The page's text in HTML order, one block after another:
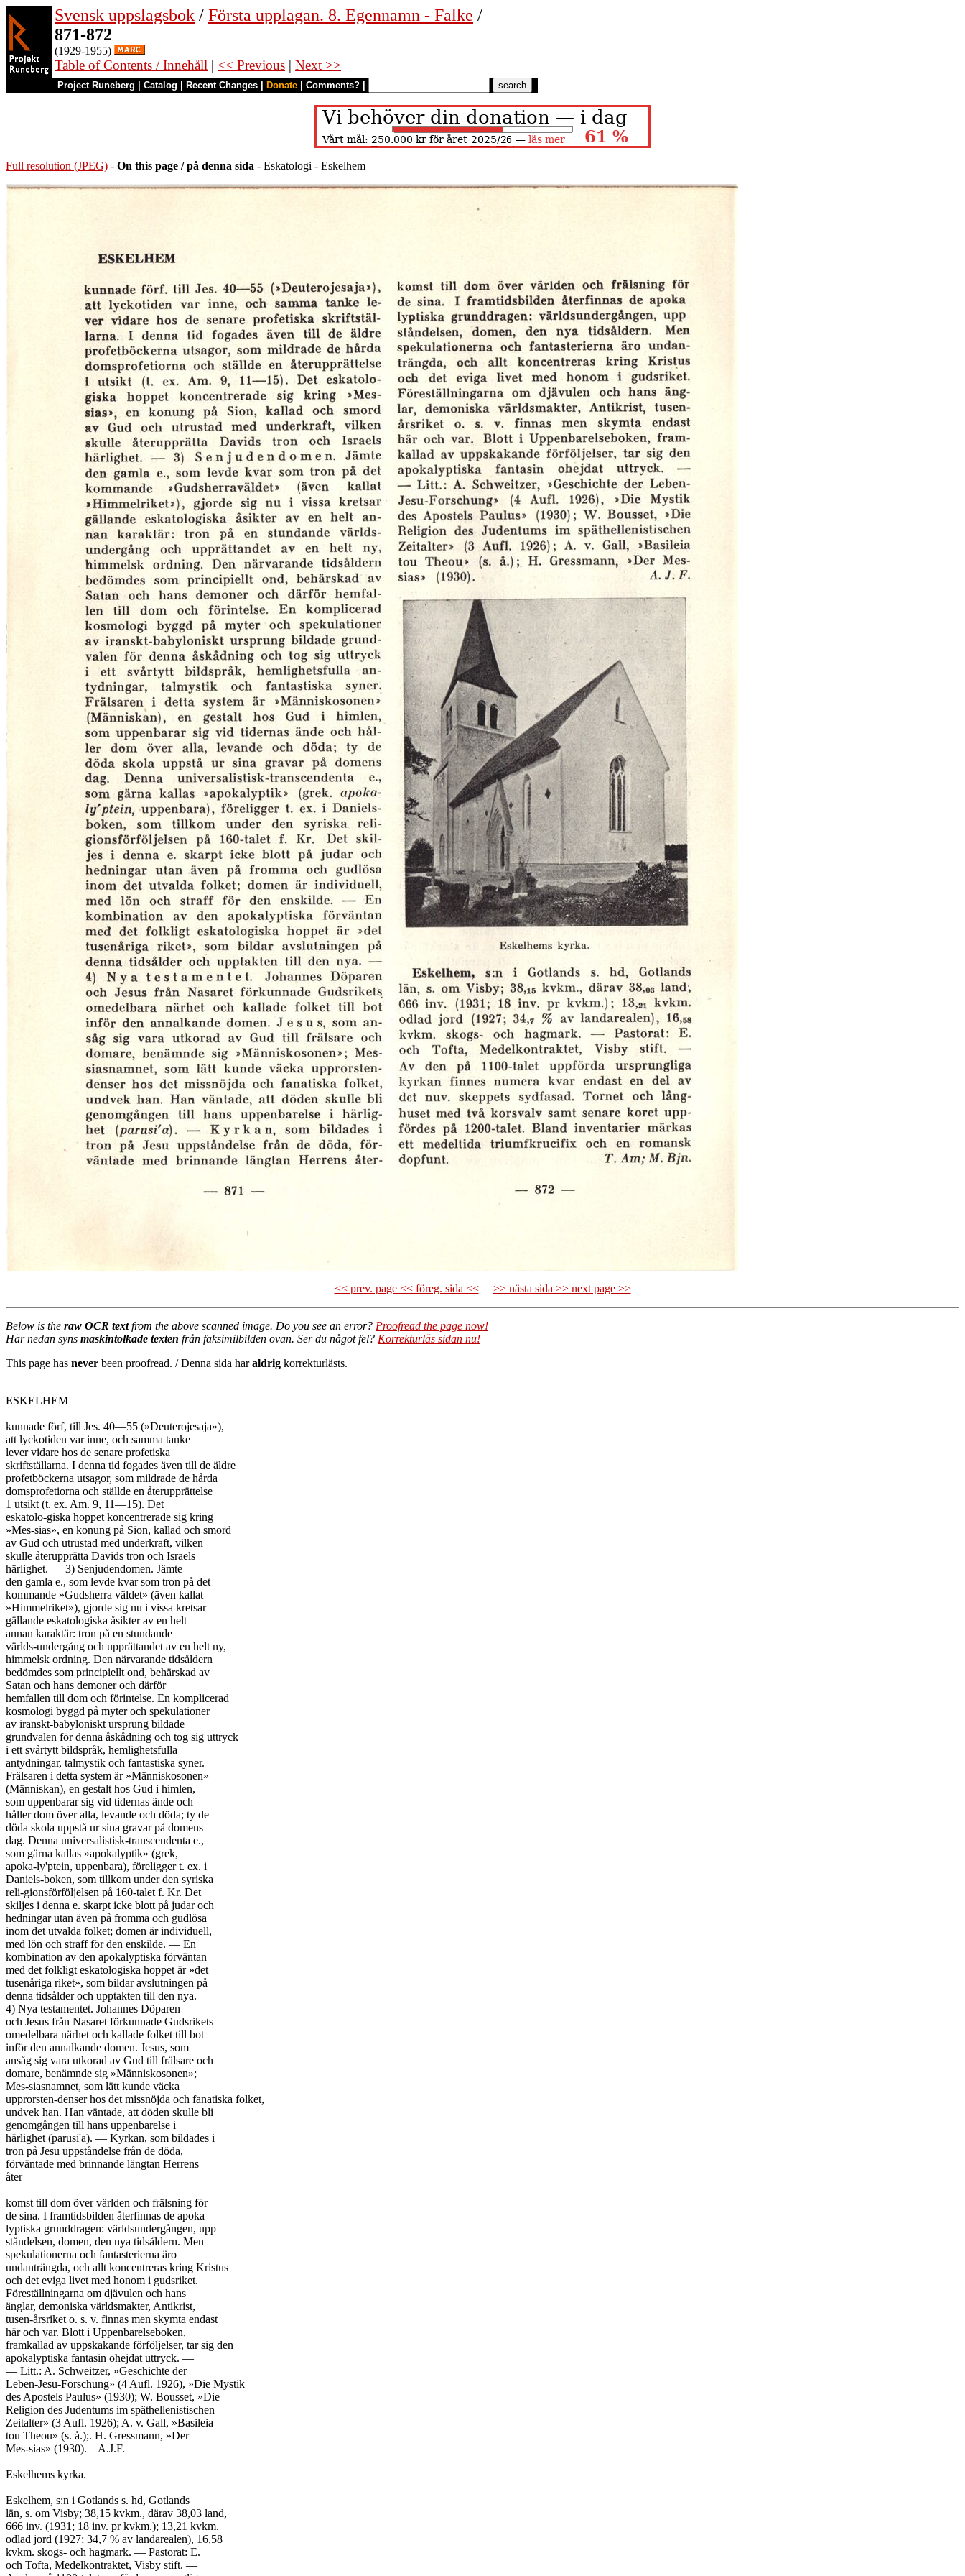
Svensk uppslagsbok / Första upplagan. 8. Egennamn - Falke /
871-872
(1929-1955)
Table of Contents / Innehåll | << Previous | Next >>
Project Runeberg Catalog Recent Changes Donate Comments?
Full resolution (JPEG) - On this page / på denna sida - Eskatologi - Eskelhem
<< prev. page << föreg. sida << >> nästa sida >> next page >>
Below is the raw OCR textfrom the above scanned image. Do you see an error? Proofread the page now!
Här nedan syns maskintolkade texten från faksimilbilden ovan. Ser du något fel? Korrekturläs sidan nu!
This page has never been proofread. / Denna sida haraldrig korrekturlästs.
ESKELHEM
kunnade förf, till Jes. 40—55 (»Deuterojesaja»),
att lyckotiden var inne, och samma tanke
lever vidare hos de senare profetiska
skriftställarna. I denna tid fogades även till de äldre
profetböckerna utsagor, som mildrade de hårda
domsprofetiorna och ställde en återupprättelse
1 utsikt (t. ex. Am. 9, 11—15). Det
eskatolo-giska hoppet koncentrerade sig kring
»Mes-sias», en konung på Sion, kallad och smord
av Gud och utrustad med underkraft, vilken
skulle återupprätta Davids tron och Israels
härlighet. — 3) Senjudendomen. Jämte
den gamla e., som levde kvar som tron på det
kommande »Gudsherra väldet» (även kallat
»Himmelriket»), gjorde sig nu i vissa kretsar
gällande eskatologiska åsikter av en helt
annan karaktär: tron på en stundande
världs-undergång och upprättandet av en helt ny,
himmelsk ordning. Den närvarande tidsåldern
bedömdes som principiellt ond, behärskad av
Satan och hans demoner och därför
hemfallen till dom och förintelse. En komplicerad
kosmologi byggd på myter och spekulationer
av iranskt-babyloniskt ursprung bildade
grundvalen för denna åskådning och tog sig uttryck
i ett svårtytt bildspråk, hemlighetsfulla
antydningar, talmystik och fantastiska syner.
Frälsaren i detta system är »Människosonen»
(Människan), en gestalt hos Gud i himlen,
som uppenbarar sig vid tidernas ände och
håller dom över alla, levande och döda; ty de
döda skola uppstå ur sina gravar på domens
dag. Denna universalistisk-transcendenta e.,
som gärna kallas »apokalyptik» (grek,
apoka-ly'ptein, uppenbara), föreligger t. ex. i
Daniels-boken, som tillkom under den syriska
reli-gionsförföljelsen på 160-talet f. Kr. Det
skiljes i denna e. skarpt icke blott på judar och
hedningar utan även på fromma och gudlösa
inom det utvalda folket; domen är individuell,
med lön och straff för den enskilde. — En
kombination av den apokalyptiska förväntan
med det folkligt eskatologiska hoppet är »det
tusenåriga riket», som bildar avslutningen på
denna tidsålder och upptakten till den nya. —
4) Nya testamentet. Johannes Döparen
och Jesus från Nasaret förkunnade Gudsrikets
omedelbara närhet och kallade folket till bot
inför den annalkande domen. Jesus, som
ansåg sig vara utkorad av Gud till frälsare och
domare, benämnde sig »Människosonen»;
Mes-siasnamnet, som lätt kunde väcka
upprorsten-denser hos det missnöjda och fanatiska folket,
undvek han. Han väntade, att döden skulle bli
genomgången till hans uppenbarelse i
härlighet (parusi'a). — Kyrkan, som bildades i
tron på Jesu uppståndelse från de döda,
förväntade med brinnande längtan Herrens
åter
komst till dom över världen och frälsning för
de sina. I framtidsbilden återfinnas de apoka
lyptiska grunddragen: världsundergången, upp
ståndelsen, domen, den nya tidsåldern. Men
spekulationerna och fantasterierna äro
undanträngda, och allt koncentreras kring Kristus
och det eviga livet med honom i gudsriket.
Föreställningarna om djävulen och hans
änglar, demoniska världsmakter, Antikrist,
tusen-årsriket o. s. v. finnas men skymta endast
här och var. Blott i Uppenbarelseboken,
framkallad av uppskakande förföljelser, tar sig den
apokalyptiska fantasin ohejdat uttryck. —
— Litt.: A. Schweitzer, »Geschichte der
Leben-Jesu-Forschung» (4 Aufl. 1926), »Die Mystik
des Apostels Paulus» (1930); W. Bousset, »Die
Religion des Judentums im späthellenistischen
Zeitalter» (3 Aufl. 1926); A. v. Gall, »Basileia
tou Theou» (s. å.);. H. Gressmann, »Der
Mes-sias» (1930).	A.J.F.
Eskelhems kyrka.
Eskelhem, s:n i Gotlands s. hd, Gotlands
län, s. om Visby; 38,15 kvkm., därav 38,03 land,
666 inv. (1931; 18 inv. pr kvkm.); 13,21 kvkm.
odlad jord (1927; 34,7 % av landarealen), 16,58
kvkm. skogs- och hagmark. — Pastorat: E.
och Tofta, Medelkontraktet, Visby stift. —